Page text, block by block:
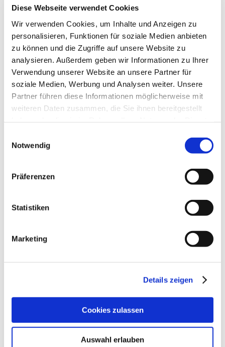
Diese Webseite verwendet Cookies
Wir verwenden Cookies, um Inhalte und Anzeigen zu
personalisieren, Funktionen für soziale Medien anbieten
zu können und die Zugriffe auf unsere Website zu
analysieren. Außerdem geben wir Informationen zu Ihrer
Verwendung unserer Website an unsere Partner für
soziale Medien, Werbung und Analysen weiter. Unsere
Partner führen diese Informationen möglicherweise mit
weiteren Daten zusammen, die Sie ihnen bereitgestellt
Notwendig
Präferenzen
Statistiken
Marketing
Details zeigen
Cookies zulassen
Auswahl erlauben
Prüfungstraining Zertifikat Deutsch / telc Deutsch B1 E-Book
€9.90
New
Prüfungstraining telc Deutsch A2·B1 E-Book